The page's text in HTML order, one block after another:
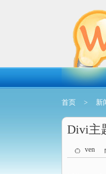
首页 > 新
Divi主
ven